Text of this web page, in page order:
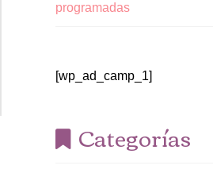
programadas
[wp_ad_camp_1]
Categorías